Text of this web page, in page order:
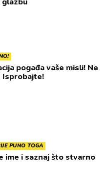
pogađa vaše misli! Ne
Isprobajte!
PUNO TOGA
ime i saznaj što stvarno